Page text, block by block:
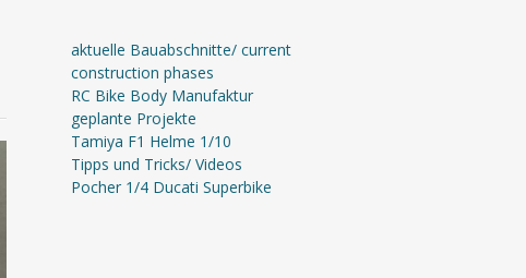
aktuelle Bauabschnitte/ current
construction phases
RC Bike Body Manufaktur
geplante Projekte
Tamiya F1 Helme 1/10
Tipps und Tricks/ Videos
Pocher 1/4 Ducati Superbike